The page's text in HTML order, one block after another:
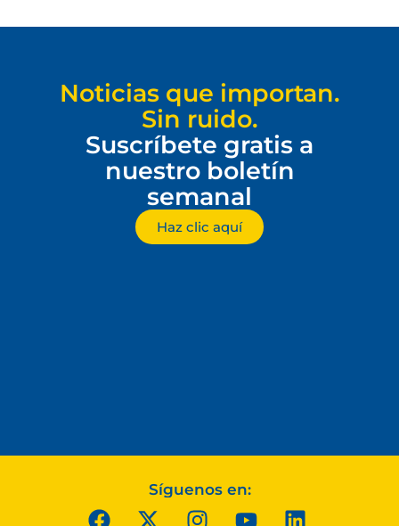
Noticias que importan.
Sin ruido.
Suscríbete gratis a
nuestro boletín
semanal
Haz clic aquí
Síguenos en: